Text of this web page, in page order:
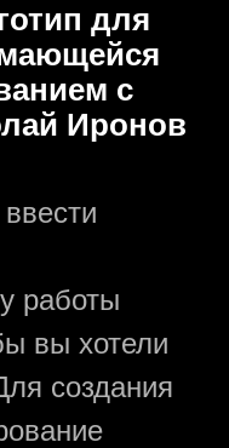
для
с
Иронов
работы
вы хотели
создания